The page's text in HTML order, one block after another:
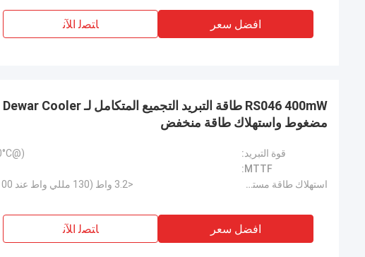
افضل سعر ﺎﺘﺼﻟ ﺍﻶﻧ
مضغوط واستهلاك طاقة منخفض
قوة التبريد:
(@77K@20°C)＞400 ميجاوات
MTTF:
استهلاك طاقة مستقر:
<3.2 واط (130 مللي واط عند 100 كيلو عند 20 درجة مئوية)
افضل سعر ﺎﺘﺼﻟ ﺍﻶﻧ